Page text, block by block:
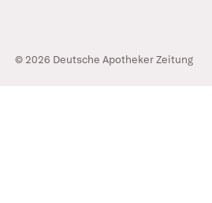
© 2026 Deutsche Apotheker Zeitung